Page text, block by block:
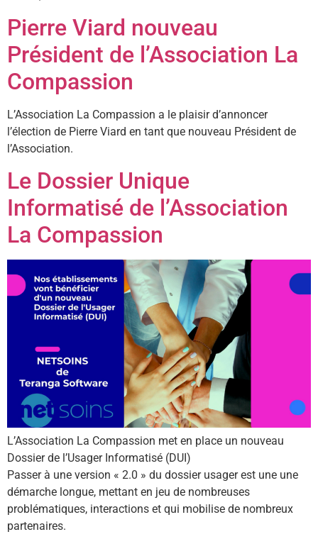
Pierre Viard nouveau
Président de l’Association La
Compassion
L’Association La Compassion a le plaisir d’annoncer
l’élection de Pierre Viard en tant que nouveau Président de
l’Association.
Le Dossier Unique
Informatisé de l’Association
La Compassion
L’Association La Compassion met en place un nouveau
Dossier de l’Usager Informatisé (DUI)
Passer à une version « 2.0 » du dossier usager est une une
démarche longue, mettant en jeu de nombreuses
problématiques, interactions et qui mobilise de nombreux
partenaires.